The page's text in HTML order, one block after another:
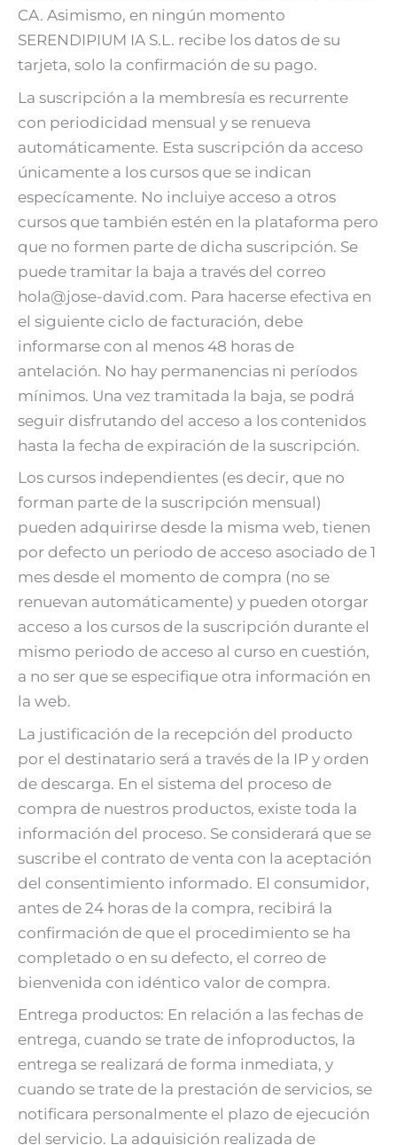
CA. Asimismo, en ningún momento
SERENDIPIUM IA S.L. recibe los datos de su
tarjeta, solo la confirmación de su pago.
La suscripción a la membresía es recurrente
con periodicidad mensual y se renueva
automáticamente. Esta suscripción da acceso
únicamente a los cursos que se indican
especícamente. No incluiye acceso a otros
cursos que también estén en la plataforma pero
que no formen parte de dicha suscripción. Se
puede tramitar la baja a través del correo
hola@jose-david.com. Para hacerse efectiva en
el siguiente ciclo de facturación, debe
informarse con al menos 48 horas de
antelación. No hay permanencias ni períodos
mínimos. Una vez tramitada la baja, se podrá
seguir disfrutando del acceso a los contenidos
hasta la fecha de expiración de la suscripción.
Los cursos independientes (es decir, que no
forman parte de la suscripción mensual)
pueden adquirirse desde la misma web, tienen
por defecto un periodo de acceso asociado de 1
mes desde el momento de compra (no se
renuevan automáticamente) y pueden otorgar
acceso a los cursos de la suscripción durante el
mismo periodo de acceso al curso en cuestión,
a no ser que se especifique otra información en
la web.
La justificación de la recepción del producto
por el destinatario será a través de la IP y orden
de descarga. En el sistema del proceso de
compra de nuestros productos, existe toda la
información del proceso. Se considerará que se
suscribe el contrato de venta con la aceptación
del consentimiento informado. El consumidor,
antes de 24 horas de la compra, recibirá la
confirmación de que el procedimiento se ha
completado o en su defecto, el correo de
bienvenida con idéntico valor de compra.
Entrega productos: En relación a las fechas de
entrega, cuando se trate de infoproductos, la
entrega se realizará de forma inmediata, y
cuando se trate de la prestación de servicios, se
notificara personalmente el plazo de ejecución
del servicio. La adquisición realizada de